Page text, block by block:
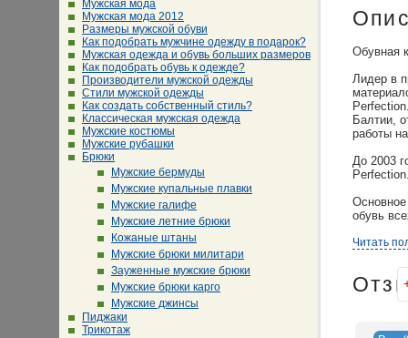
Мужская мода
Мужская мода 2012
Размеры мужской обуви
Как подобрать мужчине одежду в подарок?
Мужская одежда и обувь больших размеров
Как подобрать обувь к одежде?
Производители мужской одежды
Стили мужской одежды
Как создать собственный стиль?
Классическая мужская одежда
Мужские костюмы
Мужские рубашки
Брюки
Мужские бермуды
Мужские купальные плавки
Мужские галифе
Мужские летние брюки
Кожаные штаны
Мужские брюки милитари
Зауженные мужские брюки
Мужские брюки карго
Мужские джинсы
Пиджаки
Трикотаж
Обувная
Лидер в
Балтии,
работы
До 2003
обувь
Обувь
качества.
При
Читать